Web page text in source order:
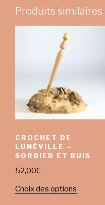
Produits similaires
CROCHET DE
LUNÉVILLE –
SORBIER ET BUIS
52,00€
Choix des options